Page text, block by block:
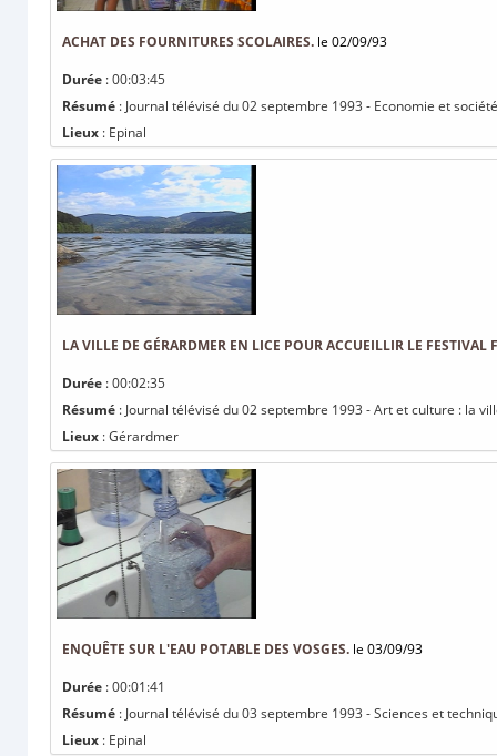
ACHAT DES FOURNITURES SCOLAIRES. le 02/09/93
Durée : 00:03:45
Résumé : Journal télévisé du 02 septembre 1993 - Economie et
Lieux : Epinal
LA VILLE DE GÉRARDMER EN LICE POUR ACCUEILLIR LE FESTIVAL
Durée : 00:02:35
Résumé : Journal télévisé du 02 septembre 1993 - Art et culture : la
Lieux : Gérardmer
ENQUÊTE SUR L'EAU POTABLE DES VOSGES. le 03/09/93
Durée : 00:01:41
Résumé : Journal télévisé du 03 septembre 1993 - Sciences et
Lieux : Epinal